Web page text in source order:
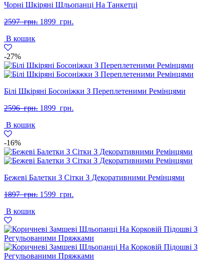
Чорні Шкіряні Шльопанці На Танкетці
2597 грн. Оригінальна
1899 грн.
В кошик
-27%
Білі Шкіряні Босоніжки З Переплетеними Ремінцями
2596 грн. Оригінальна
1899 грн.
В кошик
-16%
Бежеві Балетки З Сітки З Декоративними Ремінцями
1897 грн. Оригінальна
1599 грн.
В кошик